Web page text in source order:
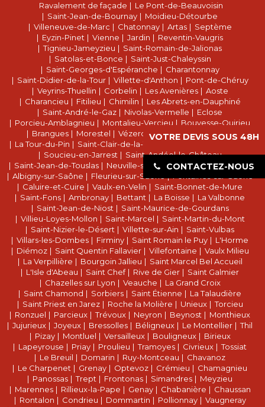
VOTRE DEVIS SOUS 48H
CONTACTEZ-NOUS
Ravalement de façade
Le Pont-de-Beauvoisin
Saint-Jean-de-Bournay
Moidieu-Détourbe
Villeneuve-de-Marc
Chatonnay Artas
Septème
Eyzin-Pinet
Vienne Jardin
Reventin-Vaugris
Tignieu-Jameyzieu
Saint-Romain-de-Jalionas
Satolas-et-Bonce
Saint-Just-Chaleyssin
Saint-Georges-d'Espéranche
Charantonnay
Saint-Didier-de-la-Tour
Villette-d'Anthon
Pont-de-Chéruy
Veyrins-Thuellin
Corbelin Les Avenières
Aoste
Charancieu
Fitilieu Chimilin
Les Abrets-en-Dauphiné
Saint-André-le-Gaz
Nivolas-Vermelle
Eclose
Porcieu-Amblagnieu
Montalieu-Vercieu
Bouvesse-Quirieu
Brangues
Morestel Vézeronce-Curtin
Dolomieu
La Tour-du-Pin
Saint-Clair-de-la-Tour
Soucieu-en-Jarrest
Saint-Andéol-le-Château
Saint-Jean-de-Touslas
Neuville-sur-Saône
Sathonay-Camp
Albigny-sur-Saône
Fleurieu-sur-Saône
Fontaines-sur-Saône
Caluire-et-Cuire
Vaulx-en-Velin
Saint-Bonnet-de-Mure
Saint-Fons
Ambronay Bettant La Boisse
La Valbonne
Saint-Jean-de-Niost
Saint-Maurice-de-Gourdans
Villieu-Loyes-Mollon
Saint-Marcel
Saint-Martin-du-Mont
Saint-Nizier-le-Désert
Villette-sur-Ain
Saint-Vulbas
Villars-les-Dombes
Firminy Saint Romain le Puy
L'Horme
Diémoz
Saint Quentin Fallavier Villefontaine
Vaulx Milieu
La Verpillière
Bourgoin Jallieu
Saint Marcel Bel Accueil
L'Isle d'Abeau
Saint Chef Rive de Gier
Saint Galmier
Chazelles sur Lyon
Veauche
La Grand Croix
Saint Chamond
Sorbiers Saint Étienne
La Talaudière
Saint Priest en Jarez
Roche la Molière Unieux
Torcieu
Ronzuel
Parcieux Trévoux Neyron Beynost
Monthieux
Jujurieux
Joyeux Bressolles Béligneux Le Montellier
Thil
Pizay
Montluel Versailleux Bouligneux
Birieux
Lapeyrouse
Priay Proulieu Tramoyes Civrieux
Tossiat
Le Breuil
Domarin Ruy-Montceau
Chavanoz
Le Charpenet
Grenay Optevoz Crémieu
Chamagnieu
Panossas
Trept Frontonas Simandres
Meyzieu
Marennes
Rillieux-la-Pape Genay Chabanière
Chaussan
Rontalon
Condrieu Dommartin Pollionnay
Vaugneray